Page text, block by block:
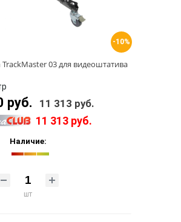
-10%
03 для видеоштатива
руб. 11 313 руб.
11 313 руб.
Наличие:
шт